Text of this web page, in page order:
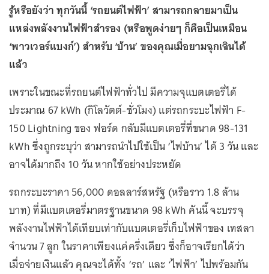
รู้หรือยังว่า ทุกวันนี้ ‘รถยนต์ไฟฟ้า’ สามารถกลายมาเป็น
แหล่งพลังงานไฟฟ้าสำรอง (หรือพูดง่ายๆ ก็คือเป็นเหมือน
‘พาวเวอร์แบงก์’) สำหรับ ‘บ้าน’ ของคุณเมื่อยามฉุกเฉินได้
แล้ว
เพราะในขณะที่รถยนต์ไฟฟ้าทั่วไป มีความจุแบตเตอรี่ได้
ประมาณ 67 kWh (กิโลวัตต์-ชั่วโมง) แต่รถกระบะไฟฟ้า F-
150 Lightning ของ ฟอร์ด กลับมีแบตเตอรี่ที่ขนาด 98-131
kWh ซึ่งถูกระบุว่า สามารถนำไปใช้เป็น ‘ไฟบ้าน’ ได้ 3 วัน และ
อาจได้มากถึง 10 วัน หากใช้อย่างประหยัด
รถกระบะราคา 56,000 ดอลลาร์สหรัฐ (หรือราว 1.8 ล้าน
บาท) ที่มีแบตเตอรี่มาตรฐานขนาด 98 kWh คันนี้ จะบรรจุ
พลังงานไฟฟ้าได้เทียบเท่ากับแบตเตอรี่เก็บไฟฟ้าของ เทสลา
จำนวน 7 ลูก ในราคาเพียงแค่ครึ่งเดียว ซึ่งก็อาจเรียกได้ว่า
เมื่อจ่ายเงินแล้ว คุณจะได้ทั้ง ‘รถ’ และ ‘ไฟฟ้า’ ไปพร้อมกัน